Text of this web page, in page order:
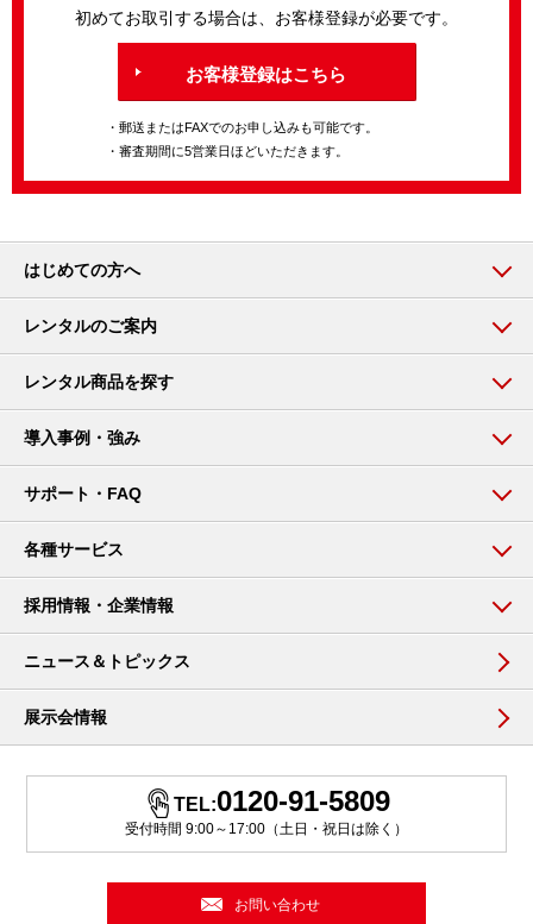
初めてお取引する場合は、お客様登録が必要です。
お客様登録はこちら
・郵送またはFAXでのお申し込みも可能です。
・審査期間に5営業日ほどいただきます。
はじめての方へ
レンタルのご案内
レンタル商品を探す
導入事例・強み
サポート・FAQ
各種サービス
採用情報・企業情報
ニュース＆トピックス
展示会情報
TEL:0120-91-5809
受付時間 9:00～17:00（土日・祝日は除く）
お問い合わせ